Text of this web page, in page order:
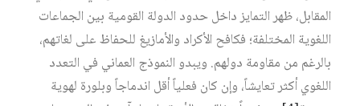
المقابل، ظهر التمايز داخل حدود الدولة القومية بين الجماعات
اللغوية المختلفة؛ فكافح الأكراد والأمازيغ للحفاظ على لغاتهم،
بالرغم من مقاومة دولهم. ويبدو النموذج العماني في التعدد
اللغوي أكثر تعايشاً، وإن كان فعلياً أقل اندماجاً وبلورة لهوية